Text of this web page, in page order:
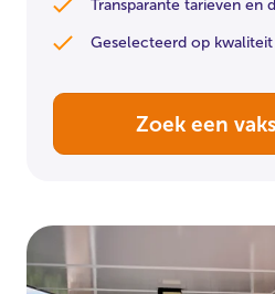
Transparante tarieven en
Geselecteerd op
Zoek een